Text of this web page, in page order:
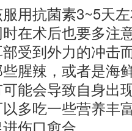
抗菌素3~5天左
在术后也要多注
受到外力的冲击
腥辣，或者是海
能会导致自身出
多吃一些营养丰
伤口愈合。